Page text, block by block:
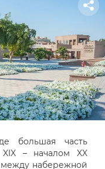
большая часть
XIX – началом XX
между набережной